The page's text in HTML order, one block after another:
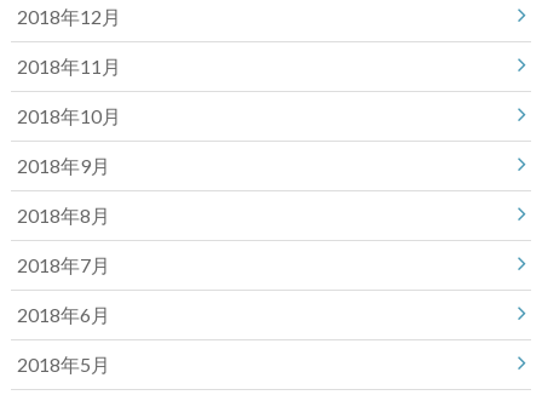
2018年12月
2018年11月
2018年10月
2018年9月
2018年8月
2018年7月
2018年6月
2018年5月